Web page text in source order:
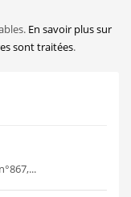
En savoir plus sur
sont traitées.